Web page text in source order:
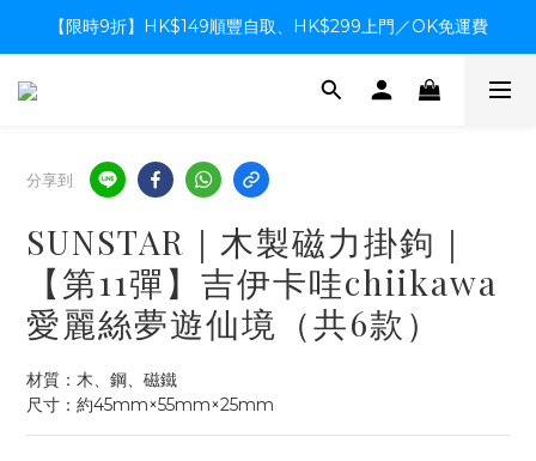
【限時9折】HK$149順豐自取、HK$299上門／OK免運費
【限時9折】HK$149順豐自取、HK$299上門／OK免運費
支付系統升級中，暫停信用卡支付至8月中，造成不便感謝諒解
分享到
SUNSTAR｜木製磁力掛鉤｜
【第11彈】吉伊卡哇chiikawa
愛麗絲夢遊仙境（共6款）
材質：木、鋼、磁鐵
尺寸：約45mm×55mm×25mm